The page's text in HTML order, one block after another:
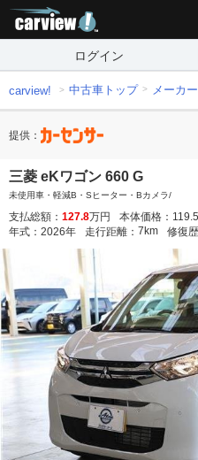
ログイン
carview! 中古車トップ メーカ
提供：
三菱 eKワゴン 660 G
未使用車・軽減B・Sヒーター・Bカメラ/
支払総額： 127.8万円 本体価格： 119.5
年式： 2026年 走行距離： 7 km 修復歴